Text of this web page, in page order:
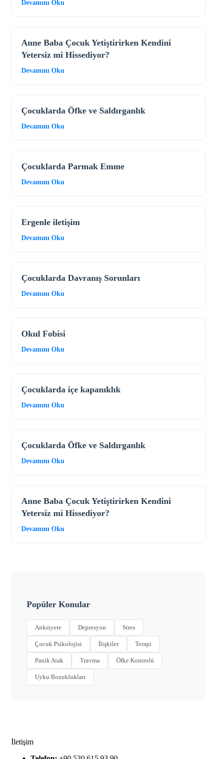
Devamını Oku
Anne Baba Çocuk Yetiştirirken Kendini
Yetersiz mi Hissediyor?
Devamını Oku
Çocuklarda Öfke ve Saldırganlık
Devamını Oku
Çocuklarda Parmak Emme
Devamını Oku
Ergenle iletişim
Devamını Oku
Çocuklarda Davranış Sorunları
Devamını Oku
Okul Fobisi
Devamını Oku
Çocuklarda içe kapanıklık
Devamını Oku
Çocuklarda Öfke ve Saldırganlık
Devamını Oku
Anne Baba Çocuk Yetiştirirken Kendini
Yetersiz mi Hissediyor?
Devamını Oku
Popüler Konular
Anksiyete Depresyon Stres
Çocuk Psikolojisi İlişkiler Terapi
Panik Atak Travma Öfke Kontrolü
Uyku Bozuklukları
İletişim